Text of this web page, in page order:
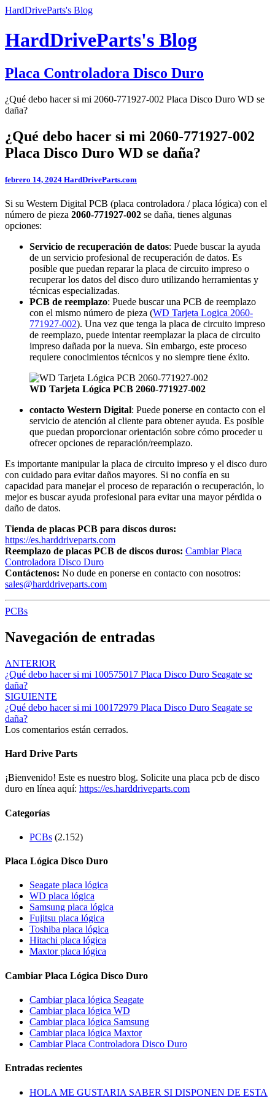
HardDriveParts's Blog
HardDriveParts's Blog
Placa Controladora Disco Duro
¿Qué debo hacer si mi 2060-771927-002 Placa Disco Duro WD se
daña?
¿Qué debo hacer si mi 2060-771927-002
Placa Disco Duro WD se daña?
febrero 14, 2024 HardDriveParts.com
Si su Western Digital PCB (placa controladora / placa lógica) con el
número de pieza 2060-771927-002 se daña, tienes algunas
opciones:
Servicio de recuperación de datos: Puede buscar la ayuda
de un servicio profesional de recuperación de datos. Es
posible que puedan reparar la placa de circuito impreso o
recuperar los datos del disco duro utilizando herramientas y
técnicas especializadas.
PCB de reemplazo: Puede buscar una PCB de reemplazo
con el mismo número de pieza (WD Tarjeta Logica 2060-
771927-002). Una vez que tenga la placa de circuito impreso
de reemplazo, puede intentar reemplazar la placa de circuito
impreso dañada por la nueva. Sin embargo, este proceso
requiere conocimientos técnicos y no siempre tiene éxito.
WD Tarjeta Lógica PCB 2060-771927-002
contacto Western Digital: Puede ponerse en contacto con el
servicio de atención al cliente para obtener ayuda. Es posible
que puedan proporcionar orientación sobre cómo proceder u
ofrecer opciones de reparación/reemplazo.
Es importante manipular la placa de circuito impreso y el disco duro
con cuidado para evitar daños mayores. Si no confía en su
capacidad para manejar el proceso de reparación o recuperación, lo
mejor es buscar ayuda profesional para evitar una mayor pérdida o
daño de datos.
Tienda de placas PCB para discos duros:
https://es.harddriveparts.com
Reemplazo de placas PCB de discos duros: Cambiar Placa
Controladora Disco Duro
Contáctenos: No dude en ponerse en contacto con nosotros:
sales@harddriveparts.com
PCBs
Navegación de entradas
ANTERIOR
¿Qué debo hacer si mi 100575017 Placa Disco Duro Seagate se
daña?
SIGUIENTE
¿Qué debo hacer si mi 100172979 Placa Disco Duro Seagate se
daña?
Los comentarios están cerrados.
Hard Drive Parts
¡Bienvenido! Este es nuestro blog. Solicite una placa pcb de disco
duro en línea aquí: https://es.harddriveparts.com
Categorías
PCBs (2.152)
Placa Lógica Disco Duro
Seagate placa lógica
WD placa lógica
Samsung placa lógica
Fujitsu placa lógica
Toshiba placa lógica
Hitachi placa lógica
Maxtor placa lógica
Cambiar Placa Lógica Disco Duro
Cambiar placa lógica Seagate
Cambiar placa lógica WD
Cambiar placa lógica Samsung
Cambiar placa lógica Maxtor
Cambiar Placa Controladora Disco Duro
Entradas recientes
HOLA ME GUSTARIA SABER SI DISPONEN DE ESTA